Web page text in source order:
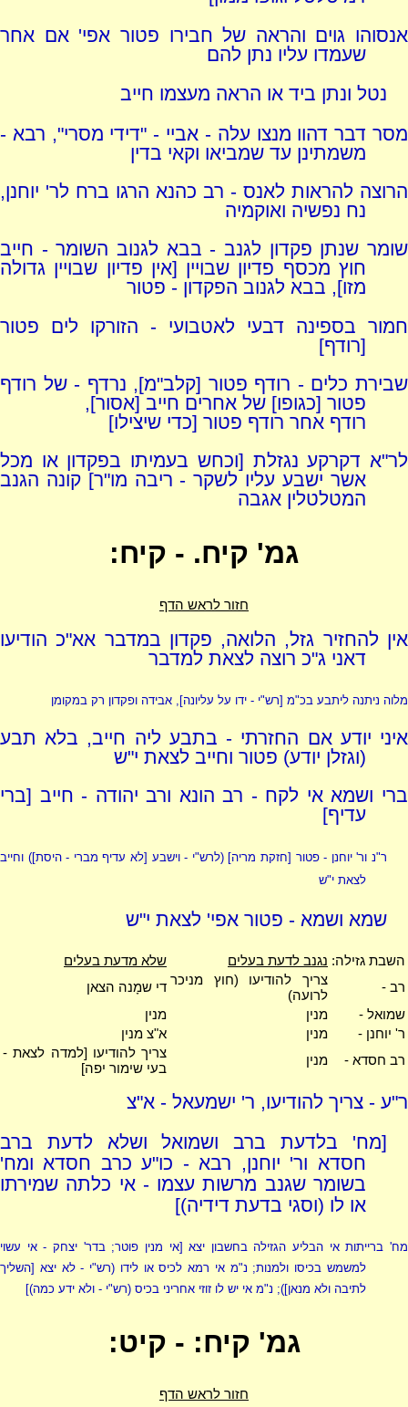
אנסוהו גוים והראה של חבירו פטור אפי' אם אחר
שעמדו עליו נתן להם
נטל ונתן ביד או הראה מעצמו חייב
מסר דבר דהוו מנצו עלה - אביי - "דידי מסרי", רבא -
משמתינן עד שמביאו וקאי בדין
הרוצה להראות לאנס - רב כהנא הרגו ברח לר' יוחנן,
נח נפשיה ואוקמיה
שומר שנתן פקדון לגנב - בבא לגנוב השומר - חייב
חוץ מכסף פדיון שבויין [אין פדיון שבויין גדולה
מזו], בבא לגנוב הפקדון - פטור
חמור בספינה דבעי לאטבועי - הזורקו לים פטור
[רודף]
שבירת כלים - רודף פטור [קלב"מ], נרדף - של רודף
פטור [כגופו] של אחרים חייב [אסור],
רודף אחר רודף פטור [כדי שיצילו]
לר"א דקרקע נגזלת [וכחש בעמיתו בפקדון או מכל
אשר ישבע עליו לשקר - ריבה מו"ר] קונה הגנב
המטלטלין אגבה
גמ' קיח. - קיח:
חזור לראש הדף
אין להחזיר גזל, הלואה, פקדון במדבר אא"כ הודיעו
דאני ג"כ רוצה לצאת למדבר
מלוה ניתנה ליתבע בכ"מ [רש"י - ידו על עליונה], אבידה ופקדון רק במקומן
איני יודע אם החזרתי - בתבע ליה חייב, בלא תבע
(וגזלן יודע) פטור וחייב לצאת י"ש
ברי ושמא אי לקח - רב הונא ורב יהודה - חייב [ברי
עדיף]
ר"נ ור' יוחנן - פטור [חזקת מריה](לרש"י - וישבע [לא עדיף מברי - היסת]) וחייב
לצאת י"ש
שמא ושמא - פטור אפי' לצאת י"ש
השבת גזילה: נגנב לדעת בעלים
שלא מדעת בעלים
רב -
צריך להודיעו (חוץ מניכר
לרועה)
די שמָנה הצאן
שמואל -
מנין
מנין
ר' יוחנן -
מנין
א"צ מנין
רב חסדא -
מנין
צריך להודיעו [למדה לצאת -
בעי שימור יפה]
ר"ע - צריך להודיעו, ר' ישמעאל - א"צ
[מח' בלדעת ברב ושמואל ושלא לדעת ברב
חסדא ור' יוחנן, רבא - כו"ע כרב חסדא ומח'
בשומר שגנב מרשות עצמו - אי כלתה שמירתו
או לו (וסגי בדעת דידיה)]
מח' ברייתות אי הבליע הגזילה בחשבון יצא [אי מנין פוטר; בדר' יצחק - אי עשוי
למשמש בכיסו ולמנות; נ"מ אי רמא לכיס או לידו (רש"י - לא יצא [השליך
לתיבה ולא מנאן]); נ"מ אי יש לו זוזי אחריני בכיס(רש"י - ולא ידע כמה)]
גמ' קיח: - קיט:
חזור לראש הדף